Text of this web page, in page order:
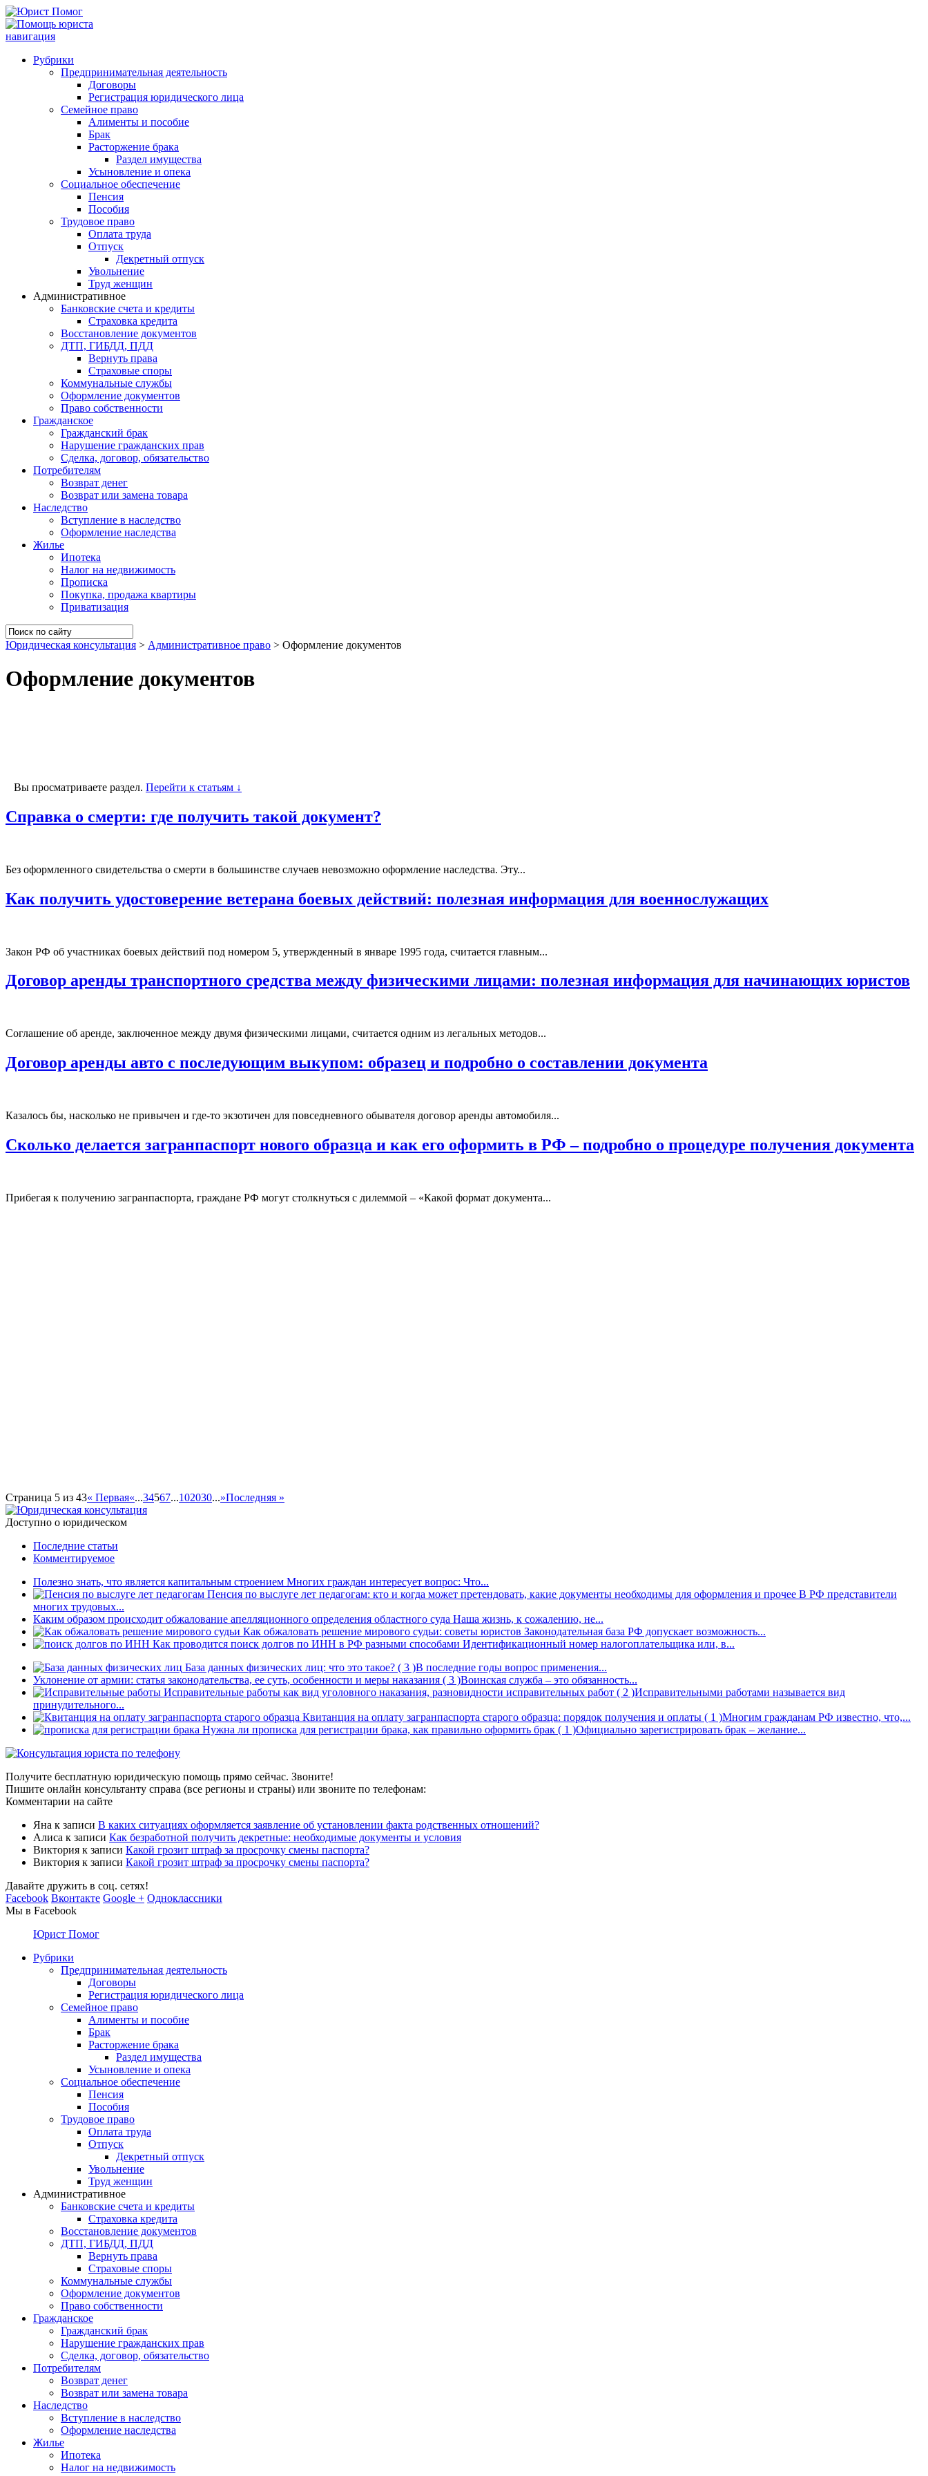
навигация
Рубрики
Предпринимательная деятельность
Договоры
Регистрация юридического лица
Семейное право
Алименты и пособие
Брак
Расторжение брака
Раздел имущества
Усыновление и опека
Социальное обеспечение
Пенсия
Пособия
Трудовое право
Оплата труда
Отпуск
Декретный отпуск
Увольнение
Труд женщин
Административное
Банковские счета и кредиты
Страховка кредита
Восстановление документов
ДТП, ГИБДД, ПДД
Вернуть права
Страховые споры
Коммунальные службы
Оформление документов
Право собственности
Гражданское
Гражданский брак
Нарушение гражданских прав
Сделка, договор, обязательство
Потребителям
Возврат денег
Возврат или замена товара
Наследство
Вступление в наследство
Оформление наследства
Жилье
Ипотека
Налог на недвижимость
Прописка
Покупка, продажа квартиры
Приватизация
Юридическая консультация > Административное право > Оформление документов
Оформление документов
Вы просматриваете раздел. Перейти к статьям ↓
Справка о смерти: где получить такой документ?
Без оформленного свидетельства о смерти в большинстве случаев невозможно оформление наследства. Эту...
Как получить удостоверение ветерана боевых действий: полезная информация для военнослужащих
Закон РФ об участниках боевых действий под номером 5, утвержденный в январе 1995 года, считается главным...
Договор аренды транспортного средства между физическими лицами: полезная информация для начинающих юристов
Соглашение об аренде, заключенное между двумя физическими лицами, считается одним из легальных методов...
Договор аренды авто с последующим выкупом: образец и подробно о составлении документа
Казалось бы, насколько не привычен и где-то экзотичен для повседневного обывателя договор аренды автомобиля...
Сколько делается загранпаспорт нового образца и как его оформить в РФ – подробно о процедуре получения документа
Прибегая к получению загранпаспорта, граждане РФ могут столкнуться с дилеммой – «Какой формат документа...
Страница 5 из 43« Первая«...34567...102030...»Последняя »
Доступно о юридическом
Последние статьи
Комментируемое
Полезно знать, что является капитальным строением Многих граждан интересует вопрос: Что...
Пенсия по выслуге лет педагогам: кто и когда может претендовать, какие документы необходимы для оформления и прочее В РФ представители
многих трудовых...
Каким образом происходит обжалование апелляционного определения областного суда Наша жизнь, к сожалению, не...
Как обжаловать решение мирового судьи: советы юристов Законодательная база РФ допускает возможность...
Как проводится поиск долгов по ИНН в РФ разными способами Идентификационный номер налогоплательщика или, в...
База данных физических лиц: что это такое? ( 3 )В последние годы вопрос применения...
Уклонение от армии: статья законодательства, ее суть, особенности и меры наказания ( 3 )Воинская служба – это обязанность...
Исправительные работы как вид уголовного наказания, разновидности исправительных работ ( 2 )Исправительными работами называется вид
принудительного...
Квитанция на оплату загранпаспорта старого образца: порядок получения и оплаты ( 1 )Многим гражданам РФ известно, что,...
Нужна ли прописка для регистрации брака, как правильно оформить брак ( 1 )Официально зарегистрировать брак – желание...
Получите бесплатную юридическую помощь прямо сейчас. Звоните!
Пишите онлайн консультанту справа (все регионы и страны) или звоните по телефонам:
Комментарии на сайте
Яна к записи В каких ситуациях оформляется заявление об установлении факта родственных отношений?
Алиса к записи Как безработной получить декретные: необходимые документы и условия
Виктория к записи Какой грозит штраф за просрочку смены паспорта?
Виктория к записи Какой грозит штраф за просрочку смены паспорта?
Давайте дружить в соц. сетях!
Facebook Вконтакте Google + Одноклассники
Мы в Facebook
Юрист Помог
Рубрики
Предпринимательная деятельность
Договоры
Регистрация юридического лица
Семейное право
Алименты и пособие
Брак
Расторжение брака
Раздел имущества
Усыновление и опека
Социальное обеспечение
Пенсия
Пособия
Трудовое право
Оплата труда
Отпуск
Декретный отпуск
Увольнение
Труд женщин
Административное
Банковские счета и кредиты
Страховка кредита
Восстановление документов
ДТП, ГИБДД, ПДД
Вернуть права
Страховые споры
Коммунальные службы
Оформление документов
Право собственности
Гражданское
Гражданский брак
Нарушение гражданских прав
Сделка, договор, обязательство
Потребителям
Возврат денег
Возврат или замена товара
Наследство
Вступление в наследство
Оформление наследства
Жилье
Ипотека
Налог на недвижимость